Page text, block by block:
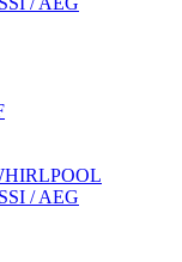
/ AEG